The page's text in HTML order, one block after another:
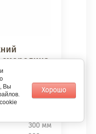
300 мм
Вы
Хорошо